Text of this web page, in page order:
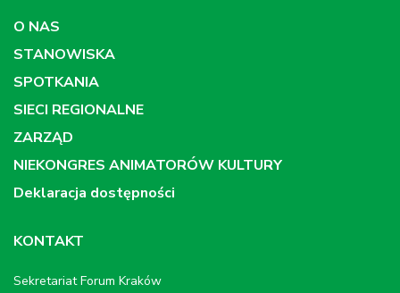
O NAS
STANOWISKA
SPOTKANIA
SIECI REGIONALNE
ZARZĄD
NIEKONGRES ANIMATORÓW KULTURY
Deklaracja dostępności
KONTAKT
Sekretariat Forum Kraków